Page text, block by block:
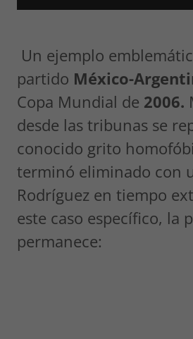
Un ejemplo
partido México-
Copa Mundial de 2006.
desde las tribunas se
conocido grito
terminó eliminado con
Rodríguez en tiempo
este caso específico, la
permanece: